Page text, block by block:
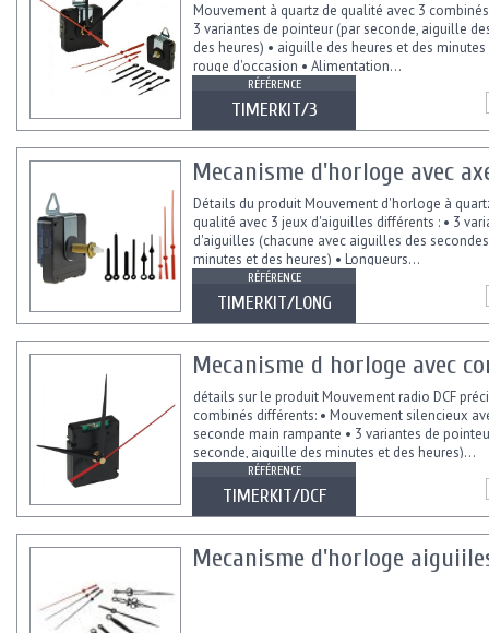
Mouvement à quartz de qualité avec 3
3 variantes de pointeur (par seconde, aiguille
des heures) • aiguille des heures et des minutes
rouge d'occasion • Alimentation...
RÉFÉRENCE
TIMERKIT/3
Mecanisme d'horloge avec
Détails du produit Mouvement d'horloge à
qualité avec 3 jeux d'aiguilles différents : • 3
d'aiguilles (chacune avec aiguilles des
minutes et des heures) • Longueurs...
RÉFÉRENCE
TIMERKIT/LONG
Mecanisme d horloge avec
détails sur le produit Mouvement radio DCF
combinés différents: • Mouvement silencieux
seconde main rampante • 3 variantes de
seconde, aiguille des minutes et des heures)...
RÉFÉRENCE
TIMERKIT/DCF
Mecanisme d'horloge